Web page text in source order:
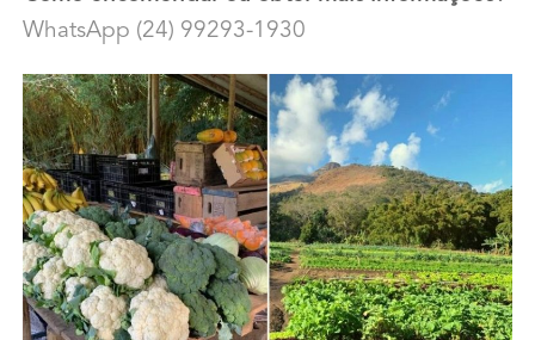
WhatsApp (24) 99293-1930